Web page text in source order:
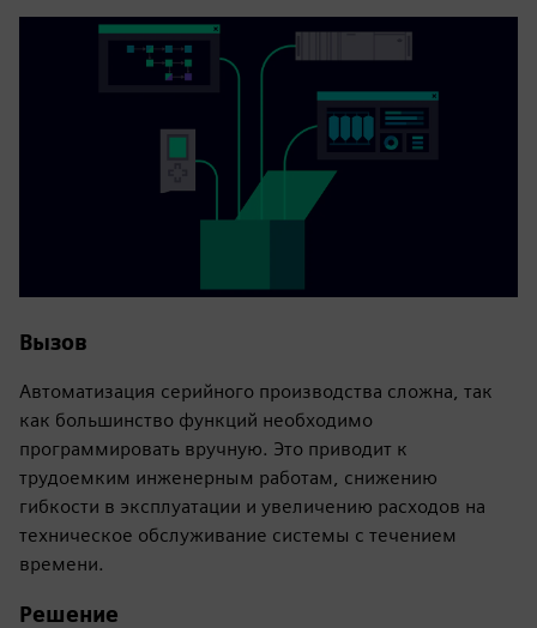
Вызов
Автоматизация серийного производства сложна, так
как большинство функций необходимо
программировать вручную. Это приводит к
трудоемким инженерным работам, снижению
гибкости в эксплуатации и увеличению расходов на
техническое обслуживание системы с течением
времени.
Решение